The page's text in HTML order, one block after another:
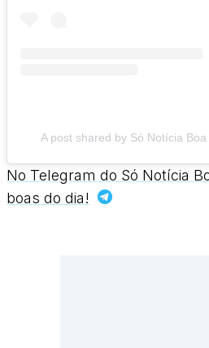
A post shared by Só Notícia
No Telegram do Só Notícia
boas do dia!